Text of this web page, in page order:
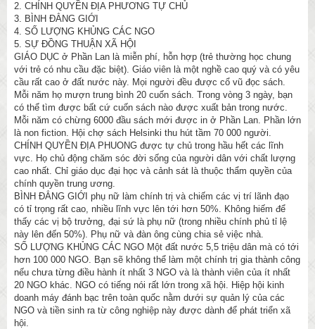
2. CHÍNH QUYỀN ĐỊA PHƯƠNG TỰ CHỦ
3. BÌNH ĐẲNG GIỚI
4. SỐ LƯỢNG KHỦNG CÁC NGO
5. SỰ ĐỒNG THUẬN XÃ HỘI
GIÁO DỤC ở Phần Lan là miễn phí, hỗn hợp (trẻ thường học chung
với trẻ có nhu cầu đặc biệt). Giáo viên là một nghề cao quý và có yêu
cầu rất cao ở đất nước này. Mọi người đều được cổ vũ đọc sách.
Mỗi năm họ mượn trung bình 20 cuốn sách. Trong vòng 3 ngày, bạn
có thể tìm được bất cứ cuốn sách nào được xuất bản trong nước.
Mỗi năm có chừng 6000 đầu sách mới được in ở Phần Lan. Phần lớn
là non fiction. Hội chợ sách Helsinki thu hút tầm 70 000 người.
CHÍNH QUYỀN ĐỊA PHUONG được tự chủ trong hầu hết các lĩnh
vực. Họ chủ động chăm sóc đời sống của người dân với chất lượng
cao nhất. Chỉ giáo dục đại học và cảnh sát là thuộc thẩm quyền của
chính quyền trung ương.
BÌNH ĐẲNG GIỚI phụ nữ làm chính trị và chiếm các vị trí lãnh đạo
có tỉ trọng rất cao, nhiều lĩnh vực lên tới hơn 50%. Không hiếm để
thấy các vị bộ trưởng, đại sứ là phụ nữ (trong nhiều chính phủ tỉ lệ
này lên đến 50%). Phụ nữ và đàn ông cùng chia sẻ việc nhà.
SỐ LƯỢNG KHỦNG CÁC NGO Một đất nước 5,5 triệu dân mà có tới
hơn 100 000 NGO. Bạn sẽ không thể làm một chính trị gia thành công
nếu chưa từng điều hành ít nhất 3 NGO và là thành viên của ít nhất
20 NGO khác. NGO có tiếng nói rất lớn trong xã hội. Hiệp hội kinh
doanh máy đánh bạc trên toàn quốc nằm dưới sự quản lý của các
NGO và tiền sinh ra từ công nghiệp này được dành để phát triển xã
hội.